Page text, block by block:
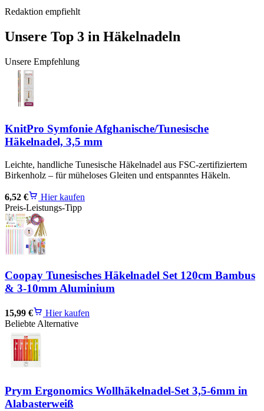
Redaktion empfiehlt
Unsere Top 3 in Häkelnadeln
Unsere Empfehlung
KnitPro Symfonie Afghanische/Tunesische
Häkelnadel, 3,5 mm
Leichte, handliche Tunesische Häkelnadel aus FSC-zertifiziertem
Birkenholz – für müheloses Gleiten und entspanntes Häkeln.
6,52 €
Hier kaufen
Preis-Leistungs-Tipp
Coopay Tunesisches Häkelnadel Set 120cm Bambus
& 3-10mm Aluminium
15,99 €
Hier kaufen
Beliebte Alternative
Prym Ergonomics Wollhäkelnadel-Set 3,5-6mm in
Alabasterweiß